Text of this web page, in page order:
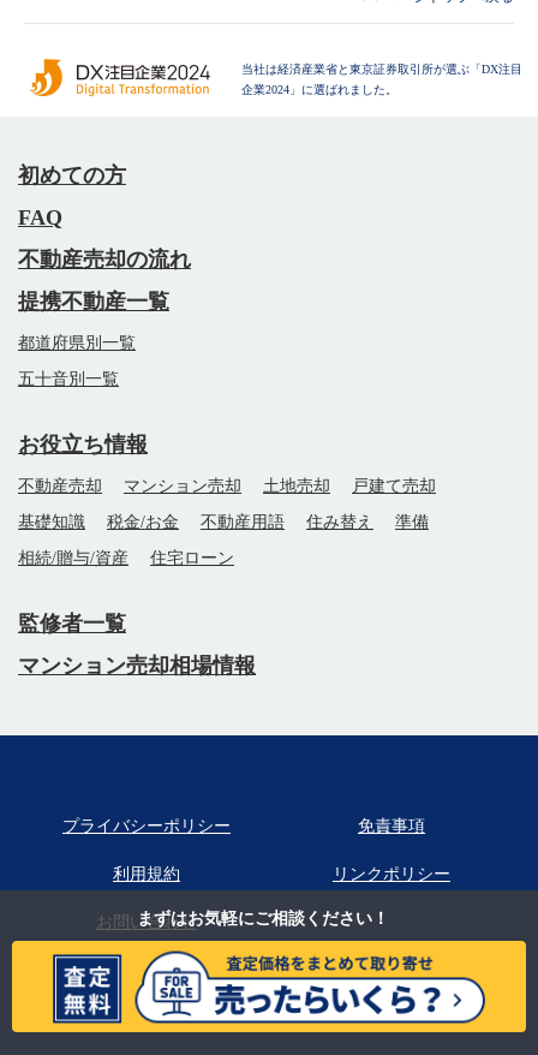
まずはお気軽にご相談ください！
当社は経済産業省と東京証券取引所が選ぶ「DX注目
企業2024」に選ばれました。
初めての方
FAQ
不動産売却の流れ
提携不動産一覧
都道府県別一覧
五十音別一覧
お役立ち情報
不動産売却 マンション売却 土地売却
戸建て売却
基礎知識
税金/お金 不動産用語 住み替え
準備
相続/贈与/資産
住宅ローン
監修者一覧
マンション売却相場情報
プライバシーポリシー 免責事項
利用規約 リンクポリシー
お問い合わせ
おうちクラベルは SREホールディングス株式会社が運営しているサービスです。
Copyright SRE Holdings Corporation.